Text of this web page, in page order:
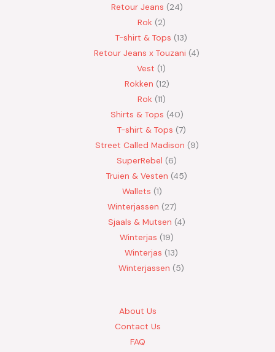
Retour Jeans 24
Rok 2
T-shirt & Tops 13
Retour Jeans x Touzani 4
Vest 1
Rokken 12
Rok 11
Shirts & Tops 40
T-shirt & Tops 7
Street Called Madison 9
SuperRebel
6
Truien & Vesten 45
Wallets 1
Winterjassen
27
Sjaals & Mutsen 4
Winterjas 19
Winterjas 13
Winterjassen
5
About Us
Contact Us
FAQ